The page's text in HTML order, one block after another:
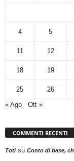
4 5
11 12
18 19
25 26
« Ago
Ott »
COMMENTI RECENTI
Totisu Conto di base,